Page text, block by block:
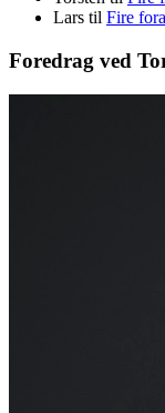
Lars til Fire
Foredrag ved